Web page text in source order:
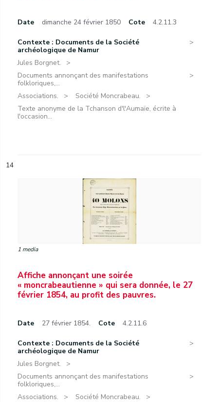
Date dimanche 24 février 1850 Cote 4.2.11.3
Contexte : Documents de la Société
archéologique de Namur
Jules Borgnet.
Documents annonçant des manifestations
folkloriques,...
Associations.
Société Moncrabeau.
Texte anonyme de la Tchanson d'l'Aumaïe, écrite à
l'occasion...
14
1 media
Affiche annonçant une soirée
« moncrabeautienne » qui sera donnée, le 27
février 1854, au profit des pauvres.
Date 27 février 1854. Cote 4.2.11.6
Contexte : Documents de la Société
archéologique de Namur
Jules Borgnet.
Documents annonçant des manifestations
folkloriques,...
Associations.
Société Moncrabeau.